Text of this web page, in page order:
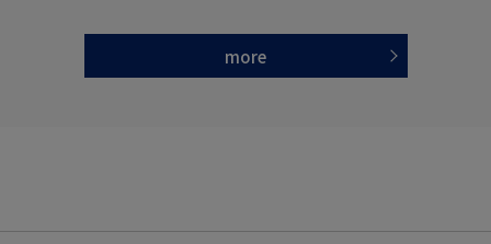
more